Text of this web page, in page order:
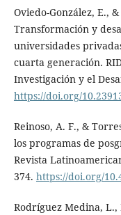
Oviedo-González, E.,
Transformación y
universidades
cuarta generación.
Investigación y el
https://doi.org/
Reinoso, A. F., &
los programas de
Revista
374. https://doi.org/
Rodríguez Medina, L.,